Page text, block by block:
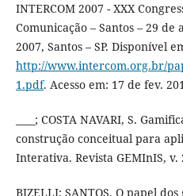
INTERCOM 2007 - XXX
Comunicação – Santos – 29 de
2007, Santos – SP. Disponível
http://www.intercom.org.br/
1.pdf. Acesso em: 17 de fev.
____; COSTA NAVARI, S.
construção conceitual para
Interativa. Revista GEMInIS, v.
BIZELLI; SANTOS. O papel